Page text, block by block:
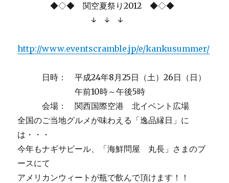
◆◇◆ 関空夏祭り2012 ◆◇◆
↓ ↓ ↓
http://www.eventscramble.jp/e/kankusummer/
日時： 平成24年8月25日（土）26日（日）
午前10時～午後5時
会場： 関西国際空港 北イベント広場
全国のご当地グルメが味わえる「逸品縁日」に
は・・・
今年もナギサビール、「海鮮問屋 丸長」さまのブ
ースにて
アメリカンウィートが瓶で飲んで頂けます！！